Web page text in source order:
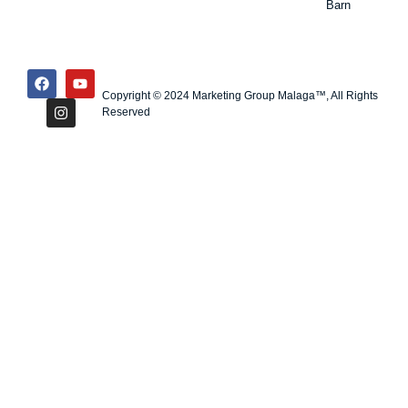
Barn
Copyright © 2024 Marketing Group Malaga™, All Rights
Reserved